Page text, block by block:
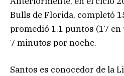
Bulls de Florida, completó
promedió 1.1 puntos (17 en
7 minutos por noche.
Santos es conocedor de la